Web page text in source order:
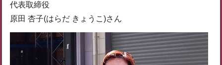
代表取締役
原田 杏子(はらだ きょうこ)さん